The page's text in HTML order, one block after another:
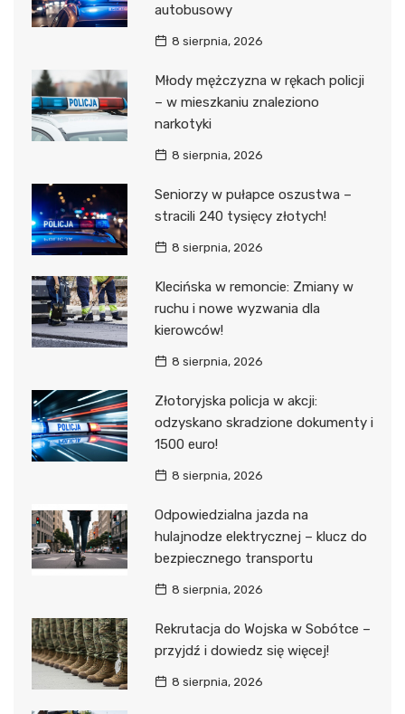
autobusowy
8 sierpnia, 2026
Młody mężczyzna w rękach policji
– w mieszkaniu znaleziono
narkotyki
8 sierpnia, 2026
Seniorzy w pułapce oszustwa –
stracili 240 tysięcy złotych!
8 sierpnia, 2026
Klecińska w remoncie: Zmiany w
ruchu i nowe wyzwania dla
kierowców!
8 sierpnia, 2026
Złotoryjska policja w akcji:
odzyskano skradzione dokumenty i
1500 euro!
8 sierpnia, 2026
Odpowiedzialna jazda na
hulajnodze elektrycznej – klucz do
bezpiecznego transportu
8 sierpnia, 2026
Rekrutacja do Wojska w Sobótce –
przyjdź i dowiedz się więcej!
8 sierpnia, 2026